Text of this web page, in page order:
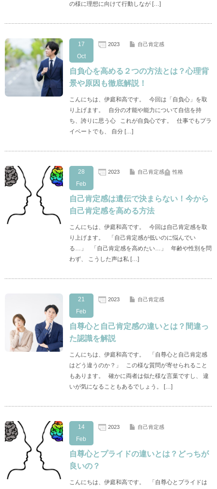
の様に理想に向けて行動しなが […]
17
Oct
2023 自己肯定感
自負心を高める２つの方法とは？心理背
景や原因も徹底解説！
こんにちは、伊庭和高です。 今回は「自負心」を取
り上げます。 自分の才能や能力について自信を持
ち、誇りに思う心 これが自負心です。 仕事でもプラ
イベートでも、 自分 […]
28
Feb
2023 自己肯定感 性格
自己肯定感は遺伝で決まらない！今から
自己肯定感を高める方法
こんにちは、伊庭和高です。 今回は自己肯定感を取
り上げます。 「自己肯定感が低いのに悩んでい
る…」 「自己肯定感を高めたい…」 年齢や性別を問
わず、 こうした声は私 […]
21
Feb
2023 自己肯定感
自尊心と自己肯定感の違いとは？間違っ
た認識を解説
こんにちは、伊庭和高です。 「自尊心と自己肯定感
はどう違うのか？」 この様な質問が寄せられること
もあります。 確かに両者は似た様な言葉ですし、 違
いが気になることもあるでしょう。 […]
14
Feb
2023 自己肯定感
自尊心とプライドの違いとは？どっちが
良いの？
こんにちは、伊庭和高です。 「自尊心とプライドは